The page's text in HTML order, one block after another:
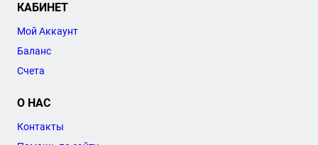
КАБИНЕТ
Мой Аккаунт
Баланс
Счета
О НАС
Контакты